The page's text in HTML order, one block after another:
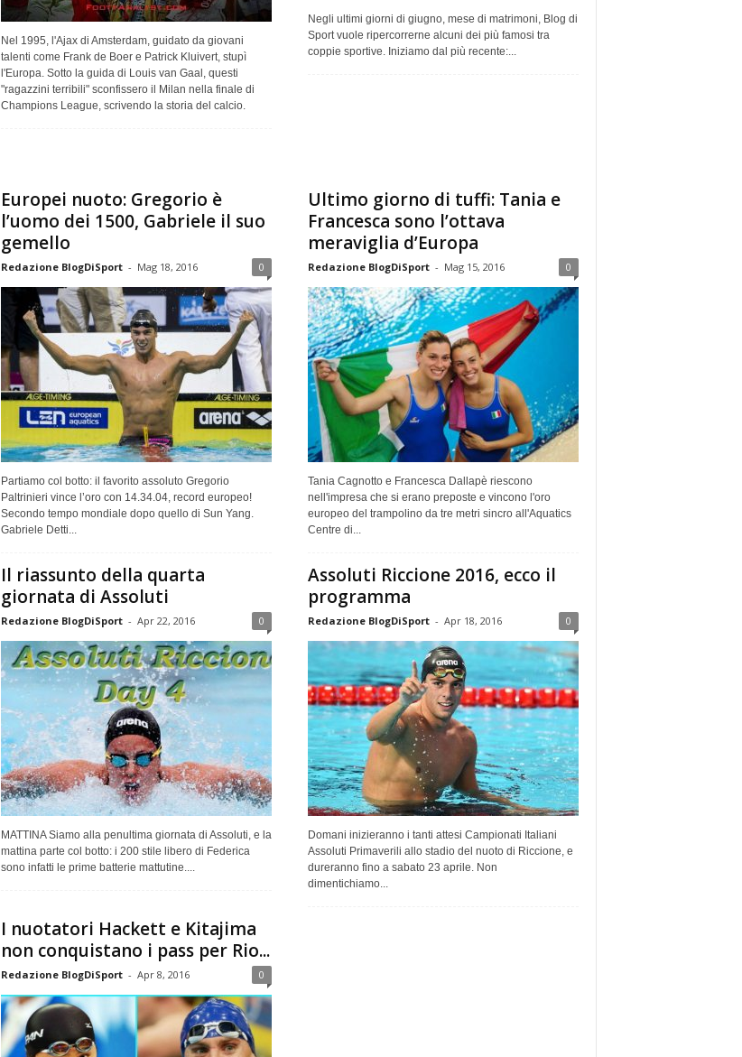
Nel 1995, l'Ajax di Amsterdam, guidato da giovani
talenti come Frank de Boer e Patrick Kluivert, stupì
l'Europa. Sotto la guida di Louis van Gaal, questi
"ragazzini terribili" sconfissero il Milan nella finale di
Champions League, scrivendo la storia del calcio.
Negli ultimi giorni di giugno, mese di matrimoni, Blog di
Sport vuole ripercorrerne alcuni dei più famosi tra
coppie sportive. Iniziamo dal più recente:...
Europei nuoto: Gregorio è
l’uomo dei 1500, Gabriele il suo
gemello
Redazione BlogDiSport - Mag 18, 2016 0
Partiamo col botto: il favorito assoluto Gregorio
Paltrinieri vince l’oro con 14.34.04, record europeo!
Secondo tempo mondiale dopo quello di Sun Yang.
Gabriele Detti...
Ultimo giorno di tuffi: Tania e
Francesca sono l’ottava
meraviglia d’Europa
Redazione BlogDiSport - Mag 15, 2016 0
Tania Cagnotto e Francesca Dallapè riescono
nell'impresa che si erano preposte e vincono l'oro
europeo del trampolino da tre metri sincro all'Aquatics
Centre di...
Il riassunto della quarta
giornata di Assoluti
Redazione BlogDiSport - Apr 22, 2016 0
MATTINA Siamo alla penultima giornata di Assoluti, e la
mattina parte col botto: i 200 stile libero di Federica
sono infatti le prime batterie mattutine....
Assoluti Riccione 2016, ecco il
programma
Redazione BlogDiSport - Apr 18, 2016 0
Domani inizieranno i tanti attesi Campionati Italiani
Assoluti Primaverili allo stadio del nuoto di Riccione, e
dureranno fino a sabato 23 aprile. Non
dimentichiamo...
I nuotatori Hackett e Kitajima
non conquistano i pass per Rio...
Redazione BlogDiSport - Apr 8, 2016 0